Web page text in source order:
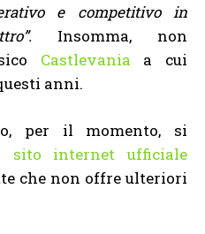
e competitivo in
Insomma, non
Castlevania a cui
anni.
per il momento, si
sito internet ufficiale
che non offre ulteriori